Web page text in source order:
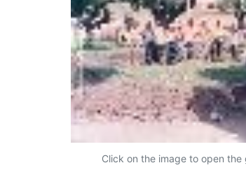
Click on the image to open the